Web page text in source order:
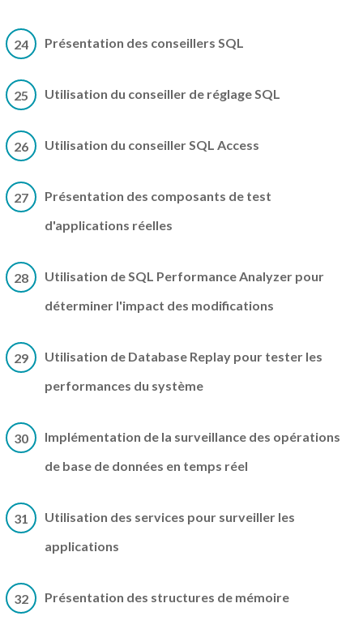
24 Présentation des conseillers SQL
25 Utilisation du conseiller de réglage SQL
26 Utilisation du conseiller SQL Access
27
Présentation des composants de test
d'applications réelles
28
Utilisation de SQL Performance Analyzer pour
déterminer l'impact des modifications
29
Utilisation de Database Replay pour tester les
performances du système
30
Implémentation de la surveillance des opérations
de base de données en temps réel
31
Utilisation des services pour surveiller les
applications
32 Présentation des structures de mémoire